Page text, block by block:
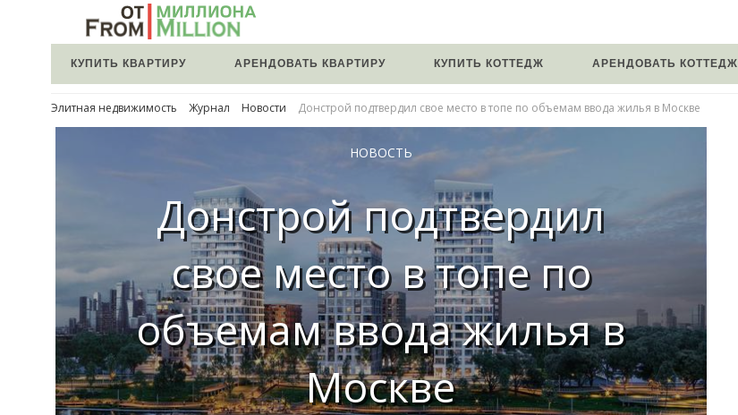
КУПИТЬ КВАРТИРУ АРЕНДОВАТЬ КВАРТИРУ КУПИТЬ КОТТЕДЖ АРЕНДОВАТЬ КОТТЕДЖ
Элитная недвижимость Журнал Новости Донстрой подтвердил свое место в топе по объемам ввода жилья в Москве
НОВОСТЬ
Донстрой подтвердил
свое место в топе по
объемам ввода жилья в
Москве